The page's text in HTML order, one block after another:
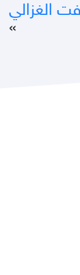
الغزالي
»